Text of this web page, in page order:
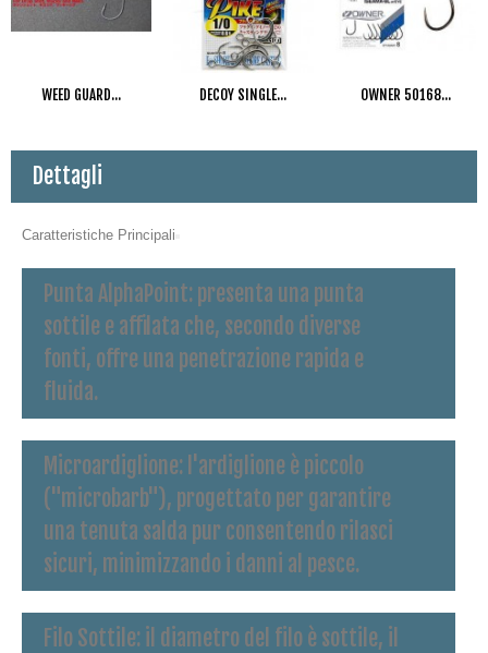
WEED GUARD... DECOY SINGLE... OWNER 50168...
Dettagli
Caratteristiche Principali
Punta AlphaPoint: presenta una punta
sottile e affilata che, secondo diverse
fonti, offre una penetrazione rapida e
fluida.
Microardiglione: l'ardiglione è piccolo
("microbarb"), progettato per garantire
una tenuta salda pur consentendo rilasci
sicuri, minimizzando i danni al pesce.
Filo Sottile: il diametro del filo è sottile, il